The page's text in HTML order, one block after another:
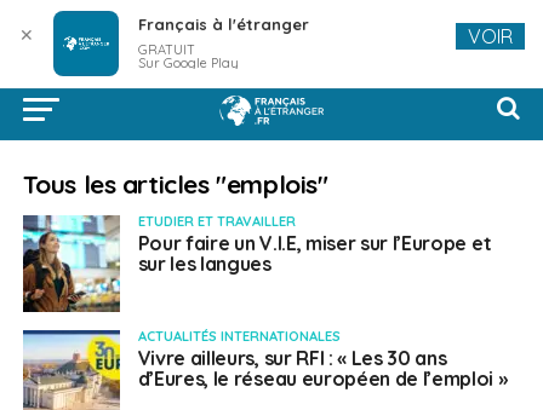
Tous les articles "emplois"
ETUDIER ET TRAVAILLER
Pour faire un V.I.E, miser sur l’Europe et
sur les langues
ACTUALITÉS INTERNATIONALES
Vivre ailleurs, sur RFI : « Les 30 ans
d’Eures, le réseau européen de l’emploi »
✕ Français à l'étranger
GRATUIT
Sur Google Play
VOIR